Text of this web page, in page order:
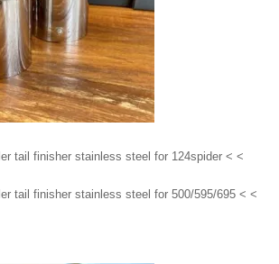
tail finisher stainless steel for 124spider < <
tail finisher stainless steel for 500/595/695 < <